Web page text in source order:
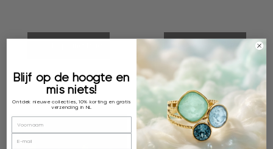
shopping bag
Blijf op de hoogte en
mis niets!
Ontdek nieuwe collecties, 10% korting en gratis
verzending in NL